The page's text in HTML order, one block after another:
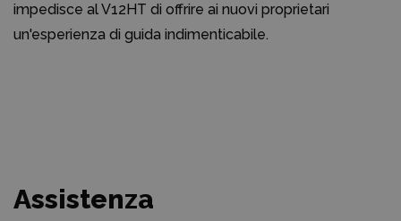
impedisce al V12HT di offrire ai nuovi proprietari
un'esperienza di guida indimenticabile.
Assistenza